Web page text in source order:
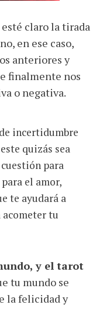
esté claro la tirada
en ese caso,
anteriores y
finalmente nos
o negativa.
incertidumbre
quizás sea
para
el amor,
te ayudará a
acometer tu
y el tarot
tu mundo se
la felicidad y